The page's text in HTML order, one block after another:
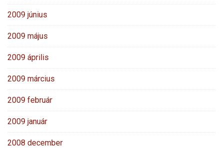
2009 június
2009 május
2009 április
2009 március
2009 február
2009 január
2008 december